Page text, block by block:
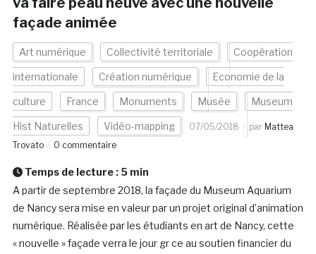
façade animée
Art numérique Collectivité territoriale Coopération
internationale Création numérique Economie de la
culture France Monuments Musée Museum
Hist Naturelles Vidéo-mapping 07/05/2018 par Mattea
Trovato
0 commentaire
Temps de lecture : 5 min
A partir de septembre 2018, la façade du Museum Aquarium
de Nancy sera mise en valeur par un projet original d’animation
numérique. Réalisée par les étudiants en art de Nancy, cette
« nouvelle » façade verra le jour gr ce au soutien financier du